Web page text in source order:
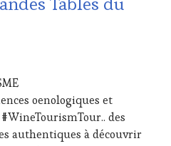
oenologiques et
des
authentiques à découvrir